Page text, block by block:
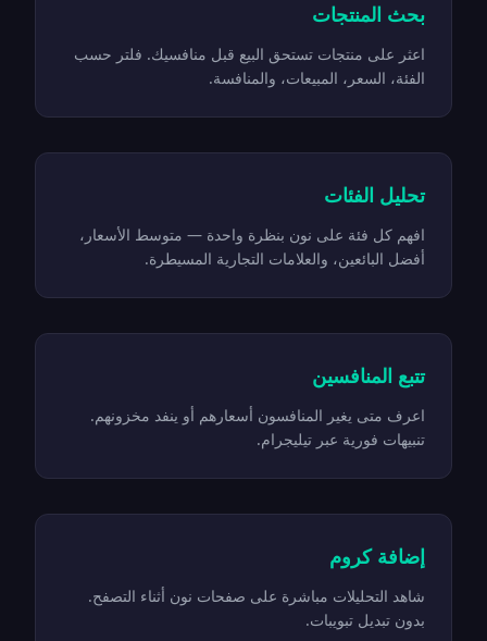
بحث المنتجات
اعثر على منتجات تستحق البيع قبل منافسيك. فلتر حسب
الفئة، السعر، المبيعات، والمنافسة.
تحليل الفئات
افهم كل فئة على نون بنظرة واحدة — متوسط الأسعار،
أفضل البائعين، والعلامات التجارية المسيطرة.
تتبع المنافسين
اعرف متى يغير المنافسون أسعارهم أو ينفد مخزونهم.
تنبيهات فورية عبر تيليجرام.
إضافة كروم
شاهد التحليلات مباشرة على صفحات نون أثناء التصفح.
بدون تبديل تبويبات.